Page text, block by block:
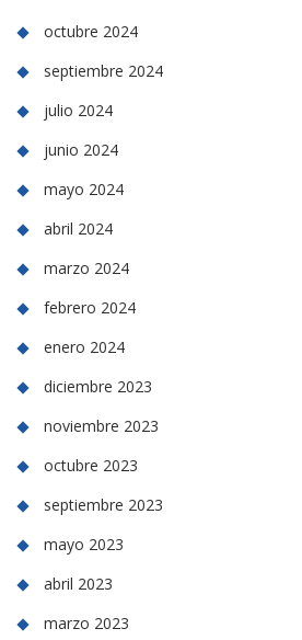
octubre 2024
septiembre 2024
julio 2024
junio 2024
mayo 2024
abril 2024
marzo 2024
febrero 2024
enero 2024
diciembre 2023
noviembre 2023
octubre 2023
septiembre 2023
mayo 2023
abril 2023
marzo 2023